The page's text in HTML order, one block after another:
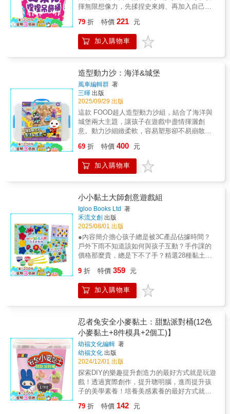
情緒舒緩｜舒壓療癒，幫助孩子放鬆心情• 創意
動｜適合親子一起玩，增加互動時光
地。商品特色1. 10 色珠光亮彩｜作品更美更吸
睛每個顏色都帶珍珠光澤，孩子的創作閃亮又
有質感。2. 天然小麥成分｜安全不刺激主要成
3. 柔軟延展性佳｜小手也能輕鬆塑形好捏好揉
不黏手，幼兒的小手也能輕鬆操作。4. 獨立收
納盒｜乾淨衛生不混色一色一盒不沾染，收納
裝｜吸睛又童趣陪伴孩子玩黏土，讓創作過程
更有代入感。商品功能1. 啟發創意與想像力透
過捏、塑、組合，創造屬於自己的作品，提升
創造思考。2. 發展手部小肌肉抓、捏、搓、壓
的動作能強化手部肌力與精細動作能力。3. 提
升專注力與耐心創作需要步驟與時間，引導孩
子持續專注完成作品。4. 感官認知學習不同的
5. 親子互動工具大人與孩子一起創作，提高親
子互動與情感連結。
揮無限想像力，先揉捏史來姆、再加入自己喜
吊飾袋，扣上吊飾鍊，立刻變成獨一無二的隨
身小掛飾！不論是掛在書包上、鑰匙圈上，還
是當作房間的小裝飾，都能讓孩子充滿成就
和配件，自由發揮創造力，每次都能玩出新花
樣。★從揉捏、擠壓到裝袋扣鍊，全面訓練孩
子的手部協調能力與精細動作。【內容物】六
包透明史萊姆、六條彩珠鍊、一個碗、一個攪
拌棒、八個裝飾材料、七種裝飾配件、六個包
裝袋※ 請勿食用，避免接觸眼睛及口腔。※ 本
產品內含細小配件，不適合3歲以下兒童使用。
※ 建議使用前後請先洗手。※ 包裝圖片僅供參
考，顏色與款式以實際商品為準。
79 折 特價 221 元
加入購物車
造型動力沙：海洋&城堡
風車編輯群 著
三暉 出版
2025/09/29 出版
這款 FOOD超人造型動力沙組，結合了海洋與
城堡兩大主題，讓孩子在遊戲中盡情揮灑創
意。動力沙細緻柔軟，容易塑形卻不易崩散，
牆與橋梁，彷彿置身於一場中世紀的奇幻冒
險；再搭配 海洋動物模具，可愛的小魚、海
星、螃蟹與海馬瞬間躍上沙灘，營造出活潑的
體作品。這套組合是 寓教於樂 的最佳選擇：既
能滿足孩子「玩樂」的需求，又能在親子共玩
的過程中，潛移默化地培養觀察力、邏輯思考
與耐心。無論是小小建築師還是小小海洋探險
家，都能在這片迷你沙灘中找到無窮樂趣！細
膩觸感：動力沙不沾手、不易散落，安全又乾
淨。• 豐富配件：多達 48 件工具與模具，打造
海洋生物與宏偉城堡。• 感官啟發：透過觸摸、
壓模、堆疊，培養孩子的手部感覺統合能力。•
意與故事力。• 親子共玩：適合家長陪同，增進
互動與情感交流。 • 訓練手部肌肉：透過抓
握、壓模、堆疊動作，促進小肌肉發展。• 培養
專注耐心：在反覆塑形與創作中，學會專心完
成作品。• 激發空間概念：體驗由平面到立體的
建構過程，強化立體思維。• 增進社交互動：與
同伴一同創作城堡或場景，學習合作與分享。•
啟發語言達：透過角色扮演和情境創作，培養
孩子的敘事能力。
69 折 特價 400 元
加入購物車
小小黏土大師創意遊戲組
Igloo Books Ltd 著
禾流文創 出版
2025/08/01 出版
●內容簡介擔心孩子總是被3C產品佔據時間？
戶外下雨不知道該如何與孩子互動？手作課的
價格那麼貴，總是下不了手？精選28種黏土造
與工具，發揮想像力與創造力，做出有趣的黏
土模型！內附一本有詳細步驟的說明書，不用
擔心學不會！讓孩子們學會製作青蛙、塔可
單易做的黏土造型，想要創造什麼都行說明書
共附錄28種黏土造型，讓孩子可以挑選自己喜
歡的造型製作，包含以下製作教學：冰淇淋、
小青蛙、蝸牛、小象、貓咪、海星、熱帶魚、
蘑菇屋、小精靈、星球、太陽、杯子蛋糕、漢
堡、豌豆、塔可餅、草莓、西瓜、章魚、糖
果、火箭、小飛龍、花朵、毛毛蟲、小怪獸、
變色龍、長頸鹿、彗星、流星。◎手把手帶領
的詳細步驟，製作黏土造型好簡單說明書以淺
顯易懂的文字，手把手教學製作。不論大人小
9 折 特價 359 元
加入購物車
忍者兔安全小麥黏土：甜點派對桶(12色
小麥黏土+8件模具+2個工)】
幼福文化編輯 著
幼福文化 出版
2024/12/01 出版
探索DIY的樂趣提升創造力的最好方式就是玩遊
戲！透過實際創作，提升聰明腦，進而提升孩
子的美學素養！培養美感素養的最好方式就是
察和探索DIY的變化，並在不斷的手作過程中，
79 折 特價 142 元